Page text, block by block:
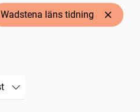
Wadstena läns tidning